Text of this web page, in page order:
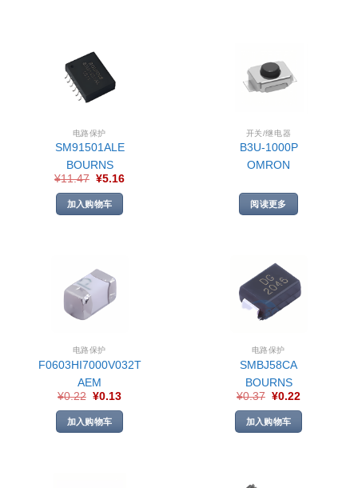
电路保护
SM91501ALE
BOURNS
¥11.47 ¥5.16
加入购物车
开关/继电器
B3U-1000P
OMRON
阅读更多
电路保护
F0603HI7000V032T
AEM
¥0.22 ¥0.13
加入购物车
电路保护
SMBJ58CA
BOURNS
¥0.37 ¥0.22
加入购物车